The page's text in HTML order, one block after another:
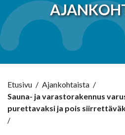
Etusivu / Ajankohtaista /
Sauna- ja varastorakennus
purettavaksi ja pois
/